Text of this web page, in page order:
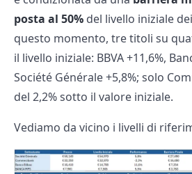
posta al 50% del livello iniziale
questo momento, tre titoli su
il livello iniziale: BBVA +11,6%,
Société Générale +5,8%; solo
del 2,2% sotto il valore iniziale.
Vediamo da vicino i livelli di